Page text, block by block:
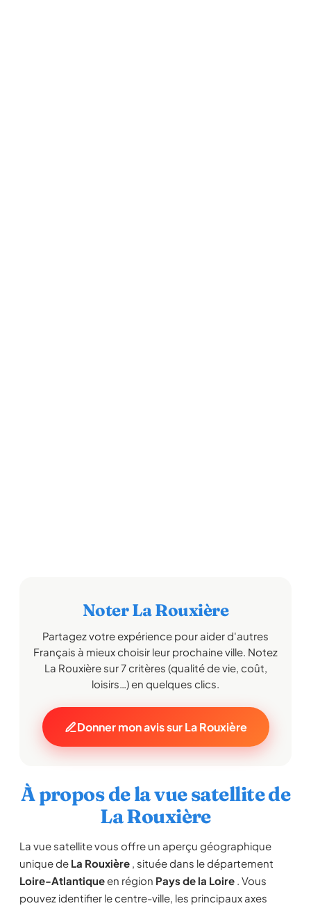
Noter La Rouxière
Partagez votre expérience pour aider d'autres
Français à mieux choisir leur prochaine ville. Notez
La Rouxière sur 7 critères (qualité de vie, coût,
loisirs…) en quelques clics.
Donner mon avis sur La Rouxière
À propos de la vue satellite de
La Rouxière
La vue satellite vous offre un aperçu géographique
unique de La Rouxière , située dans le département
Loire-Atlantiqueen région Pays de la Loire . Vous
pouvez identifier le centre-ville, les principaux axes